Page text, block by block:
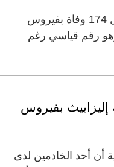
أعلنت روسيا، اليوم الثلاثاء، تسجيل 174 وفاة بفيروس
خلال 24 ساعة، وهو رقم قياسي رغم
بفيروس
أحد الخادمين لدى